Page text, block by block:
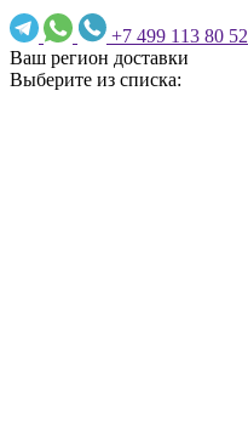
+7 499 113 80 52
Ваш регион доставки
Выберите из списка: